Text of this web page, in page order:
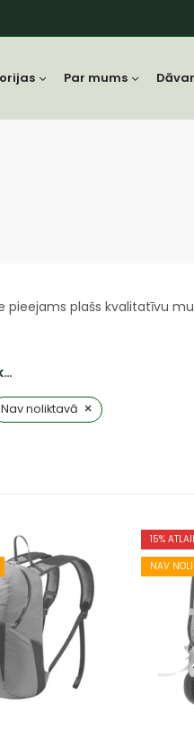
Par mums
pieejams plašs kvalitatīvu
Nav noliktavā ×
15%
NAV